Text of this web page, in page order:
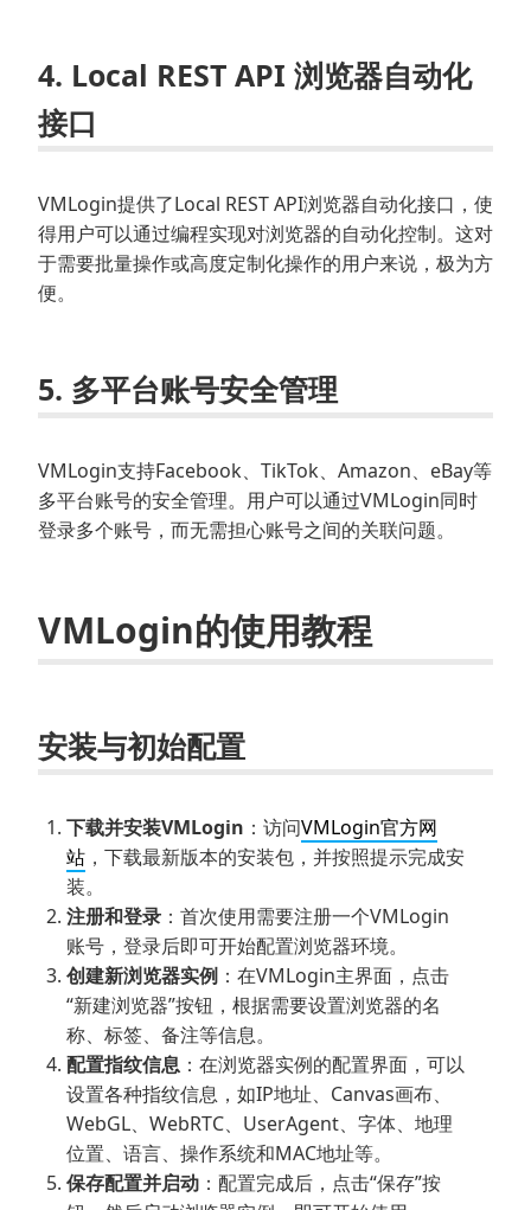
4. Local REST API 浏览器自动化
接口
VMLogin提供了Local REST API浏览器自动化接口，使
得用户可以通过编程实现对浏览器的自动化控制。这对
于需要批量操作或高度定制化操作的用户来说，极为方
便。
5. 多平台账号安全管理
VMLogin支持Facebook、TikTok、Amazon、eBay等
多平台账号的安全管理。用户可以通过VMLogin同时
登录多个账号，而无需担心账号之间的关联问题。
VMLogin的使用教程
安装与初始配置
下载并安装VMLogin ：访问VMLogin官方网
站 ，下载最新版本的安装包，并按照提示完成安
装。
注册和登录 ：首次使用需要注册一个VMLogin
账号，登录后即可开始配置浏览器环境。
创建新浏览器实例 ：在VMLogin主界面，点击
“新建浏览器”按钮，根据需要设置浏览器的名
称、标签、备注等信息。
配置指纹信息 ：在浏览器实例的配置界面，可以
设置各种指纹信息，如IP地址、Canvas画布、
WebGL、WebRTC、UserAgent、字体、地理
位置、语言、操作系统和MAC地址等。
保存配置并启动 ：配置完成后，点击“保存”按